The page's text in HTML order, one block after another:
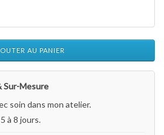
AU PANIER
Sur-Mesure
soin dans mon atelier.
à 8 jours.